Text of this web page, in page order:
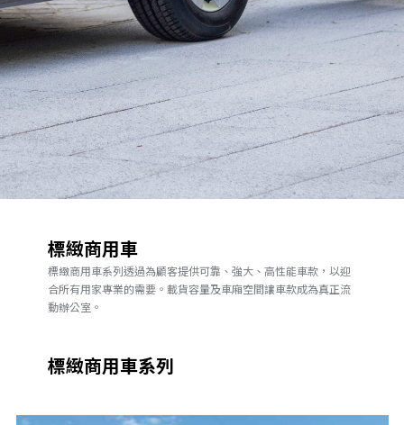
標緻商用車
標緻商用車系列透過為顧客提供可靠、強大、高性能車款，以迎
合所有用家專業的需要。載貨容量及車廂空間讓車款成為真正流
動辦公室。
標緻商用車系列